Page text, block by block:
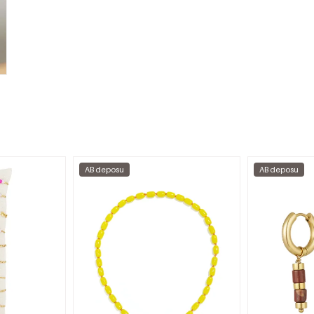
AB deposu AB deposu